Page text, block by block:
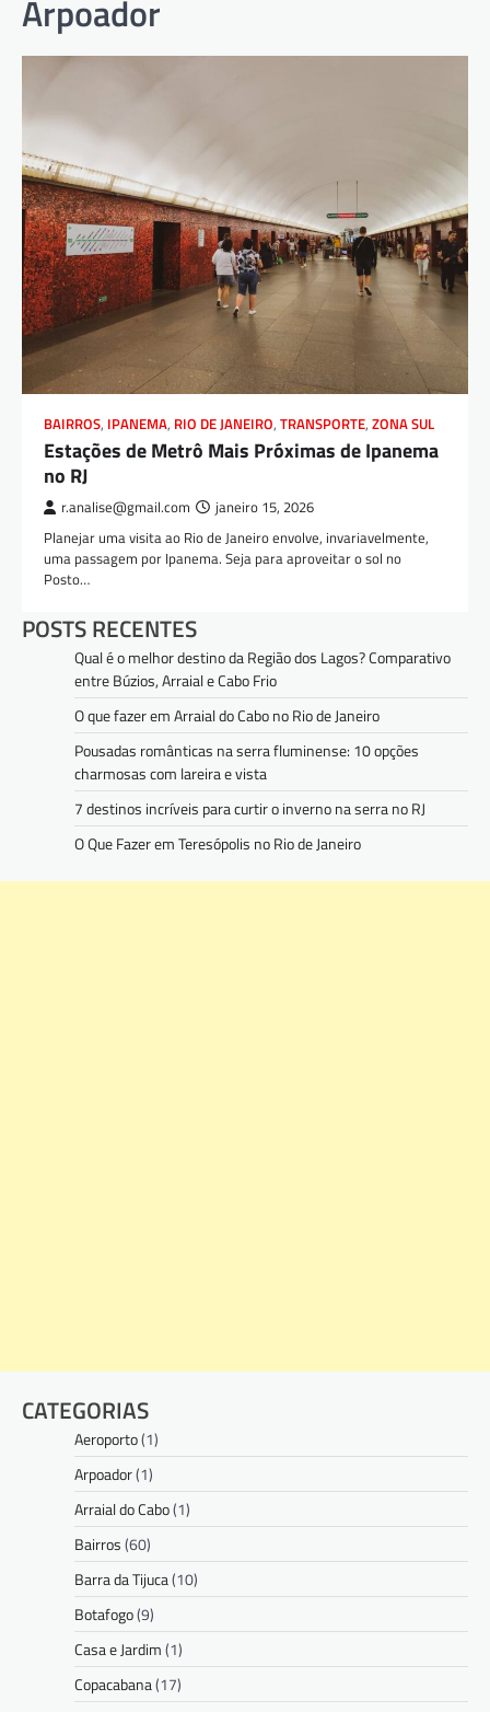
Arpoador
BAIRROS, IPANEMA, RIO DE JANEIRO, TRANSPORTE, ZONA SUL
Estações de Metrô Mais Próximas de Ipanema
no RJ
r.analise@gmail.com janeiro 15, 2026
Planejar uma visita ao Rio de Janeiro envolve, invariavelmente,
uma passagem por Ipanema. Seja para aproveitar o sol no
Posto…
POSTS RECENTES
Qual é o melhor destino da Região dos Lagos? Comparativo
entre Búzios, Arraial e Cabo Frio
O que fazer em Arraial do Cabo no Rio de Janeiro
Pousadas românticas na serra fluminense: 10 opções
charmosas com lareira e vista
7 destinos incríveis para curtir o inverno na serra no RJ
O Que Fazer em Teresópolis no Rio de Janeiro
CATEGORIAS
Aeroporto(1)
Arpoador(1)
Arraial do Cabo(1)
Bairros(60)
Barra da Tijuca(10)
Botafogo(9)
Casa e Jardim(1)
Copacabana(17)